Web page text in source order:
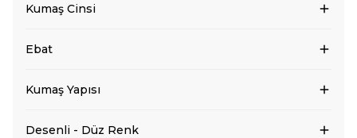
Kumaş Cinsi
Ebat
Kumaş Yapısı
Desenli - Düz Renk